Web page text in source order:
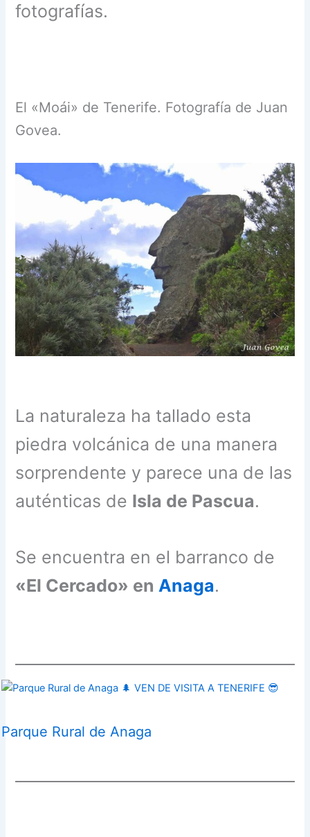
fotografías.
El «Moái» de Tenerife. Fotografía de Juan
Govea.
La naturaleza ha tallado esta
piedra volcánica de una manera
sorprendente y parece una de las
auténticas de Isla de Pascua.
Se encuentra en el barranco de
«El Cercado» en Anaga.
Parque Rural de Anaga